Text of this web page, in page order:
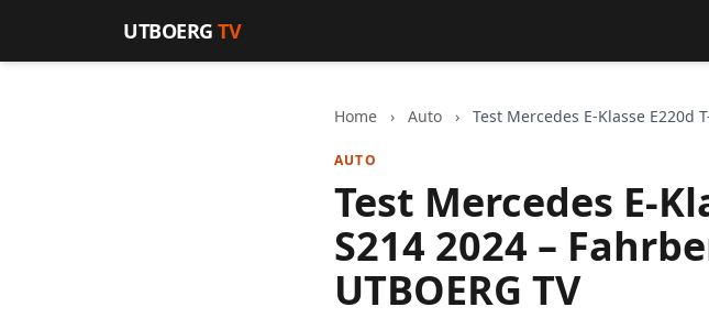
UTBOERGTV
Home › Auto › Test Mercedes E-Klasse E220d
AUTO
Test Mercedes E-
S214 2024 –
UTBOERG TV